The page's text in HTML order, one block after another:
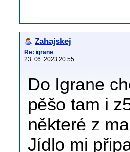
Zahajskej
Re: igrane
23. 06. 2023 20:55
Do Igrane
pěšo tam i
některé z
Jídlo mi